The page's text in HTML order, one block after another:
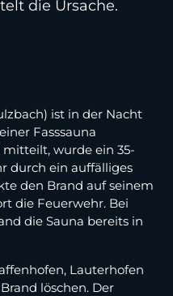
die Ursache.
ist in der Nacht
Fasssauna
wurde ein 35-
durch ein auffälliges
den Brand auf seinem
die Feuerwehr. Bei
die Sauna bereits in
Lauterhofen
löschen. Der